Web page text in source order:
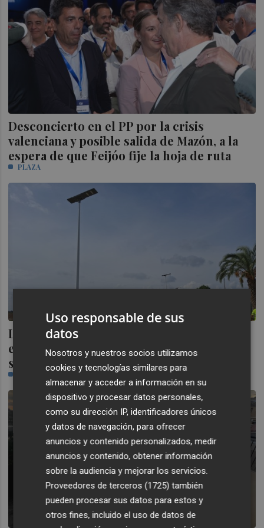
Desconcierto en el PP por la crisis
valenciana y posible salida de Mazón, a la
espera de que Feijóo fije la hoja de ruta
PLAZA
La carretera que une Lorca con La Hoya
estrena nueva iluminación y mejora su
seguridad
Uso responsable de sus
datos
Nosotros y nuestros socios utilizamos
cookies y tecnologías similares para
almacenar y acceder a información en su
dispositivo y procesar datos personales,
como su dirección IP, identificadores únicos
y datos de navegación, para ofrecer
anuncios y contenido personalizados, medir
anuncios y contenido, obtener información
sobre la audiencia y mejorar los servicios.
Proveedores de terceros (1725) también
pueden procesar sus datos para estos y
otros fines, incluido el uso de datos de